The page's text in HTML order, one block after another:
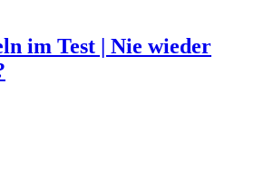
im Test | Nie wieder